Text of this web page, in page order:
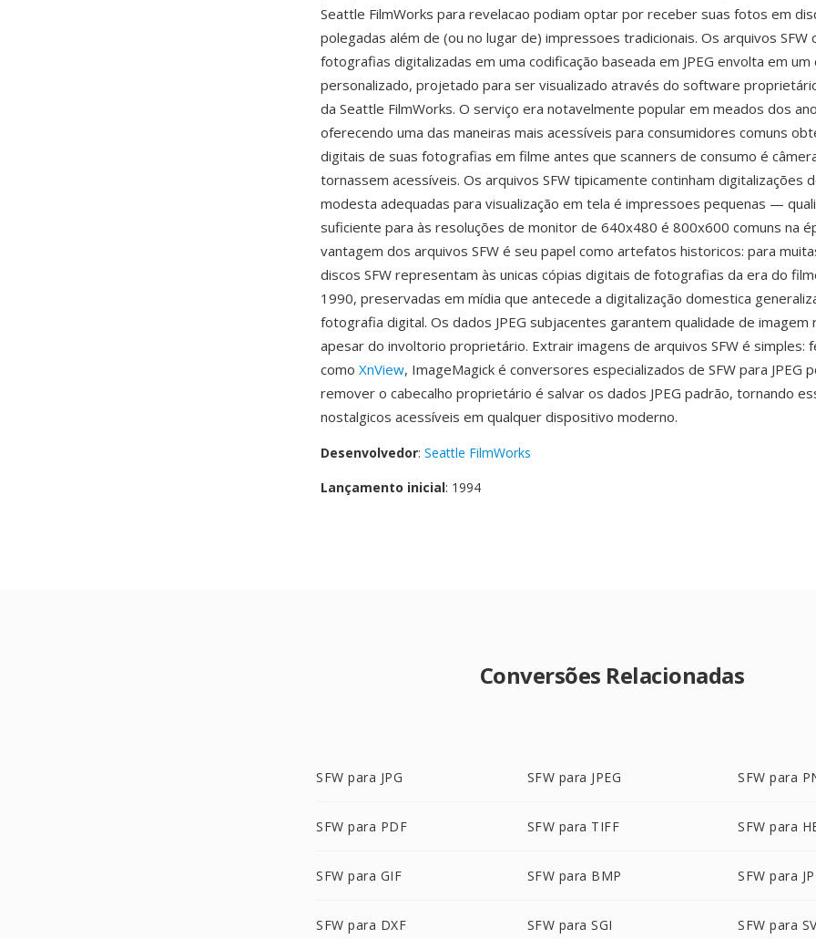
Seattle FilmWorks para revelacao podiam optar por receber suas fotos em
polegadas além de (ou no lugar de) impressoes tradicionais. Os arquivos SFW
fotografias digitalizadas em uma codificação baseada em JPEG envolta em um
personalizado, projetado para ser visualizado através do software
da Seattle FilmWorks. O serviço era notavelmente popular em meados dos
oferecendo uma das maneiras mais acessíveis para consumidores comuns
digitais de suas fotografias em filme antes que scanners de consumo é
tornassem acessíveis. Os arquivos SFW tipicamente continham digitalizações
modesta adequadas para visualização em tela é impressoes pequenas —
suficiente para às resoluções de monitor de 640x480 é 800x600 comuns na
vantagem dos arquivos SFW é seu papel como artefatos historicos: para
discos SFW representam às unicas cópias digitais de fotografias da era do
1990, preservadas em mídia que antecede a digitalização domestica
fotografia digital. Os dados JPEG subjacentes garantem qualidade de imagem
apesar do involtorio proprietário. Extrair imagens de arquivos SFW é simples:
como XnView, ImageMagick é conversores especializados de SFW para JPEG
remover o cabecalho proprietário é salvar os dados JPEG padrão, tornando
nostalgicos acessíveis em qualquer dispositivo moderno.
Desenvolvedor: Seattle FilmWorks
Lançamento inicial: 1994
Conversões Relacionadas
SFW para JPG SFW para JPEG SFW para
SFW para PDF SFW para TIFF SFW para
SFW para GIF SFW para BMP SFW para
SFW para DXF SFW para SGI SFW para